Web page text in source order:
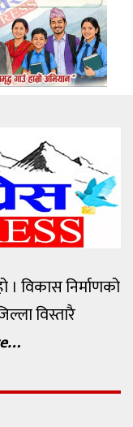
विकास निर्माणको
विस्तारै